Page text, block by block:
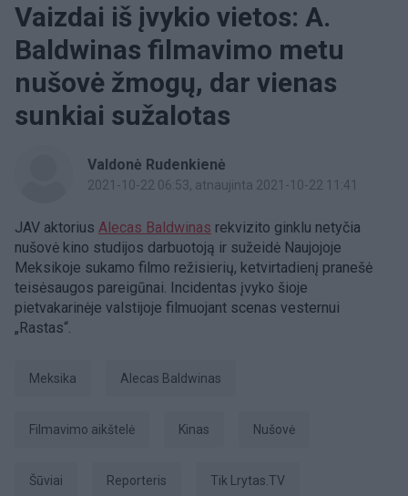
Vaizdai iš įvykio vietos: A.
Baldwinas filmavimo metu
nušovė žmogų, dar vienas
sunkiai sužalotas
Valdonė Rudenkienė
2021-10-22 06:53, atnaujinta 2021-10-22 11:41
JAV aktorius Alecas Baldwinas rekvizito ginklu netyčia
nušovė kino studijos darbuotoją ir sužeidė Naujojoje
Meksikoje sukamo filmo režisierių, ketvirtadienį pranešė
teisėsaugos pareigūnai. Incidentas įvyko šioje
pietvakarinėje valstijoje filmuojant scenas vesternui
„Rastas“.
Meksika Alecas Baldwinas
filmavimo aikštelė Kinas nušovė
šūviai Reporteris tik Lrytas.TV